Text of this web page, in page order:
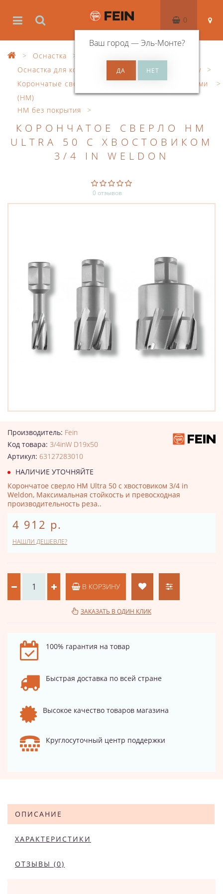
Ваш город —Эль-Монте?
0
Оснастка
Оснастка для корончатого сверления по металлу
Корончатые сверла с твердосплавными напайками
(HM)
HM без покрытия
КОРОНЧАТОЕ СВЕРЛО HM
ULTRA 50 С ХВОСТОВИКОМ
3/4 IN WELDON
0 отзывов
Производитель: Fein
Код товара: 3/4inW D19x50
Артикул: 63127283010
НАЛИЧИЕ УТОЧНЯЙТЕ
Корончатое сверло HM Ultra 50 с хвостовиком 3/4 in
Weldon, Максимальная стойкость и превосходная
производительность реза..
4 912 р.
НАШЛИ ДЕШЕВЛЕ?
В КОРЗИНУ
ЗАКАЗАТЬ В ОДИН КЛИК
100% гарантия на товар
Быстрая доставка по всей стране
Высокое качество товаров магазина
Круглосуточный центр поддержки
ОПИСАНИЕ
ХАРАКТЕРИСТИКИ
ОТЗЫВЫ (0)